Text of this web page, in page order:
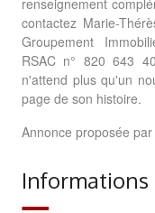
renseignement
contactez Marie-
Groupement
RSAC n° 820 643
n'attend plus qu'un
page de son histoire.
Annonce proposée
Informations